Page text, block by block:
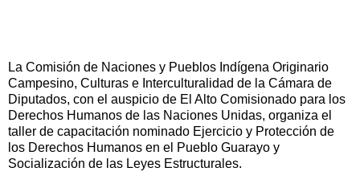
La Comisión de Naciones y Pueblos Indígena Originario
Campesino, Culturas e Interculturalidad de la Cámara de
Diputados, con el auspicio de El Alto Comisionado para los
Derechos Humanos de las Naciones Unidas, organiza el
taller de capacitación nominado Ejercicio y Protección de
los Derechos Humanos en el Pueblo Guarayo y
Socialización de las Leyes Estructurales.